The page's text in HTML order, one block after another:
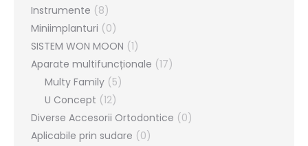
Instrumente (8)
Miniimplanturi (0)
SISTEM WON MOON (1)
Aparate multifuncționale (17)
Multy Family (5)
U Concept (12)
Diverse Accesorii Ortodontice (0)
Aplicabile prin sudare (0)